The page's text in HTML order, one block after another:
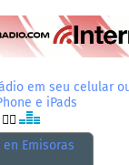
👉🏾